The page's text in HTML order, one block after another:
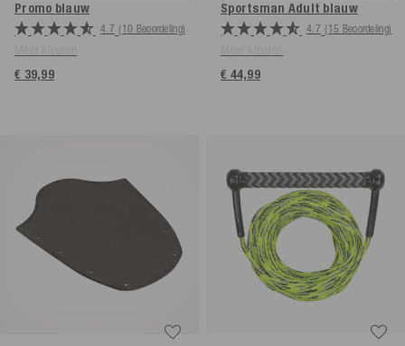
Promo blauw
4.7 (10 Beoordeling)
€ 39,99
Sportsman Adult blauw
4.7 (15 Beoordeling)
€ 44,99